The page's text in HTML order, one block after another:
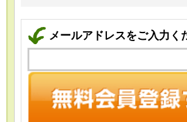
メールアドレスをご入力く